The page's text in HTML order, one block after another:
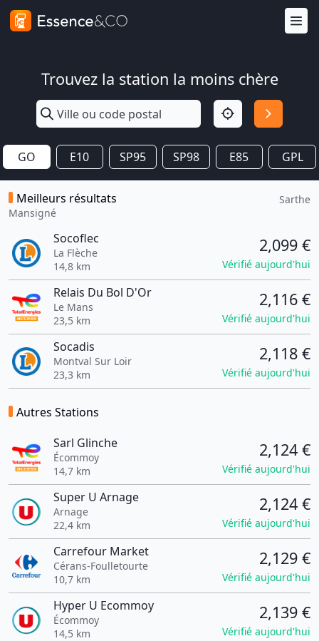
Trouvez la station la moins chère
GO E10 SP95 SP98 E85 GPL
Meilleurs résultats
Mansigné
Sarthe
Socoflec
La Flèche
14,8 km
2,099 €
Vérifié aujourd'hui
Relais Du Bol D'Or
Le Mans
23,5 km
2,116 €
Vérifié aujourd'hui
Socadis
Montval Sur Loir
23,3 km
2,118 €
Vérifié aujourd'hui
Autres Stations
Sarl Glinche
Écommoy
14,7 km
2,124 €
Vérifié aujourd'hui
Super U Arnage
Arnage
22,4 km
2,124 €
Vérifié aujourd'hui
Carrefour Market
Cérans-Foulletourte
10,7 km
2,129 €
Vérifié aujourd'hui
Hyper U Ecommoy
Écommoy
14,5 km
2,139 €
Vérifié aujourd'hui